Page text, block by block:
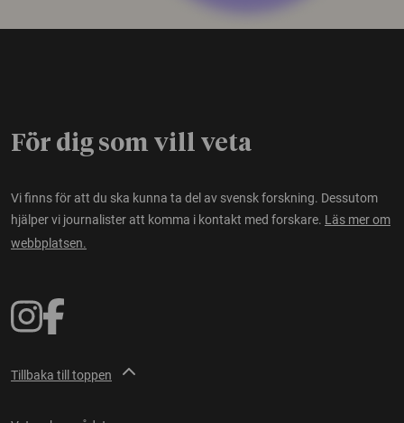
För dig som vill veta
Vi finns för att du ska kunna ta del av svensk forskning. Dessutom
hjälper vi journalister att komma i kontakt med forskare. Läs mer om
webbplatsen.
Tillbaka till toppen